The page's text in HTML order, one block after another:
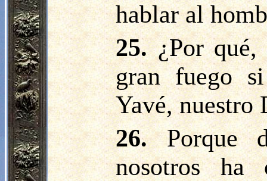
hablar al
25.¿Por
gran fuego
Yavé, nuestro
26.Porque
nosotros